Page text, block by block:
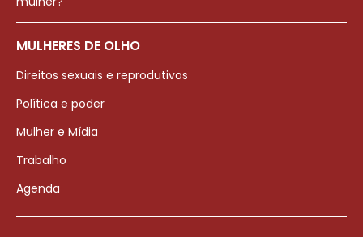
MULHERES DE OLHO
Direitos sexuais e reprodutivos
Política e poder
Mulher e Mídia
Trabalho
Agenda